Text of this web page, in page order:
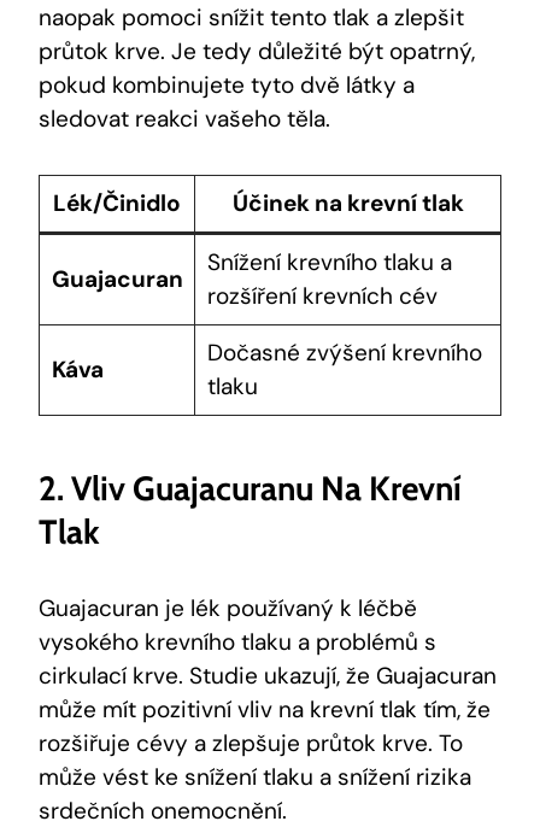
naopak pomoci snížit tento tlak a zlepšit
průtok krve. Je tedy důležité být opatrný,
pokud kombinujete tyto dvě látky a
sledovat reakci vašeho těla.
Lék/Činidlo Účinek na krevní tlak
Guajacuran
Snížení krevního tlaku a
rozšíření krevních cév
Káva
Dočasné zvýšení krevního
tlaku
2. Vliv Guajacuranu Na Krevní
Tlak
Guajacuran je lék používaný k léčbě
vysokého krevního tlaku a problémů s
cirkulací krve. Studie ukazují, že Guajacuran
může mít pozitivní vliv na krevní tlak tím, že
rozšiřuje cévy a zlepšuje průtok krve. To
může vést ke snížení tlaku a snížení rizika
srdečních onemocnění.